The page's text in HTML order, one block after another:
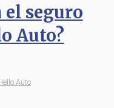
el seguro
Auto?
Auto